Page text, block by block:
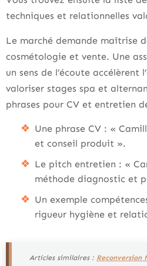
techniques et relationnelles
Le marché demande maîtrise
cosmétologie et vente. Une
un sens de l’écoute accélèrent
valoriser stages spa et
phrases pour CV et entretien
Une phrase CV : «
et conseil produit ».
Le pitch entretien : «
méthode diagnostic et
Un exemple
rigueur hygiène et
Articles similaires : Reconversion